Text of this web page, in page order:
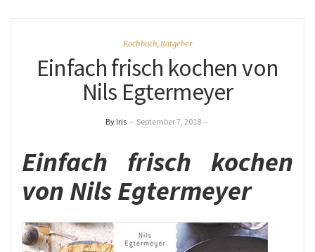
Kochbuch,Ratgeber
Einfach frisch kochen von
Nils Egtermeyer
By Iris – September 7, 2018 –
Einfach frisch kochen
von Nils Egtermeyer